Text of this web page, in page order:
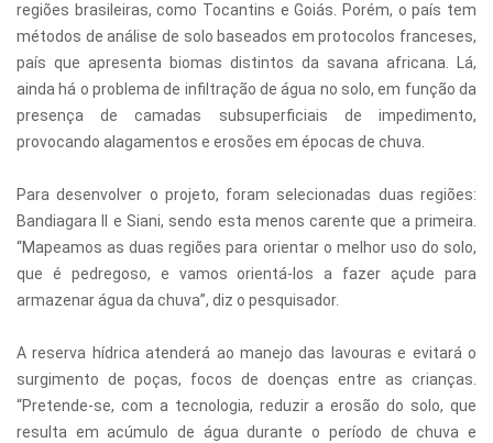
regiões brasileiras, como Tocantins e Goiás. Porém, o país tem
métodos de análise de solo baseados em protocolos franceses,
país que apresenta biomas distintos da savana africana. Lá,
ainda há o problema de infiltração de água no solo, em função da
presença de camadas subsuperficiais de impedimento,
provocando alagamentos e erosões em épocas de chuva.
Para desenvolver o projeto, foram selecionadas duas regiões:
Bandiagara II e Siani, sendo esta menos carente que a primeira.
“Mapeamos as duas regiões para orientar o melhor uso do solo,
que é pedregoso, e vamos orientá-los a fazer açude para
armazenar água da chuva”, diz o pesquisador.
A reserva hídrica atenderá ao manejo das lavouras e evitará o
surgimento de poças, focos de doenças entre as crianças.
“Pretende-se, com a tecnologia, reduzir a erosão do solo, que
resulta em acúmulo de água durante o período de chuva e